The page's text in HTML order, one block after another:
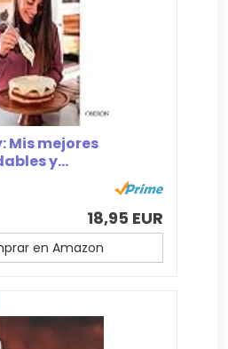
Mis mejores
y...
18,95 EUR
en Amazon